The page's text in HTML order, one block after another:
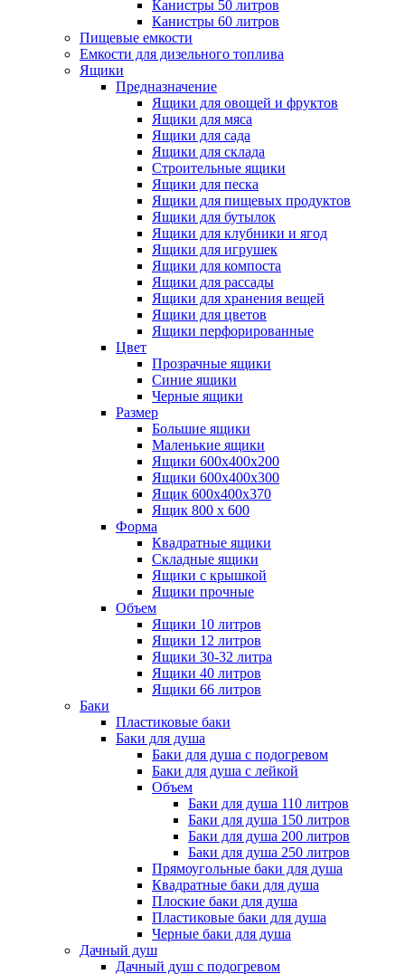
Канистры 50 литров
Канистры 60 литров
Пищевые емкости
Емкости для дизельного топлива
Ящики
Предназначение
Ящики для овощей и фруктов
Ящики для мяса
Ящики для сада
Ящики для склада
Строительные ящики
Ящики для песка
Ящики для пищевых продуктов
Ящики для бутылок
Ящики для клубники и ягод
Ящики для игрушек
Ящики для компоста
Ящики для рассады
Ящики для хранения вещей
Ящики для цветов
Ящики перфорированные
Цвет
Прозрачные ящики
Синие ящики
Черные ящики
Размер
Большие ящики
Маленькие ящики
Ящики 600х400х200
Ящики 600х400х300
Ящик 600х400х370
Ящик 800 х 600
Форма
Квадратные ящики
Складные ящики
Ящики с крышкой
Ящики прочные
Объем
Ящики 10 литров
Ящики 12 литров
Ящики 30-32 литра
Ящики 40 литров
Ящики 66 литров
Баки
Пластиковые баки
Баки для душа
Баки для душа с подогревом
Баки для душа с лейкой
Объем
Баки для душа 110 литров
Баки для душа 150 литров
Баки для душа 200 литров
Баки для душа 250 литров
Прямоугольные баки для душа
Квадратные баки для душа
Плоские баки для душа
Пластиковые баки для душа
Черные баки для душа
Дачный душ
Дачный душ с подогревом